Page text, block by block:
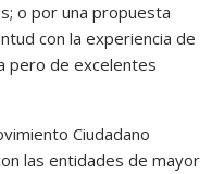
o por una propuesta
con la experiencia de
pero de excelentes
Ciudadano
las entidades de mayor